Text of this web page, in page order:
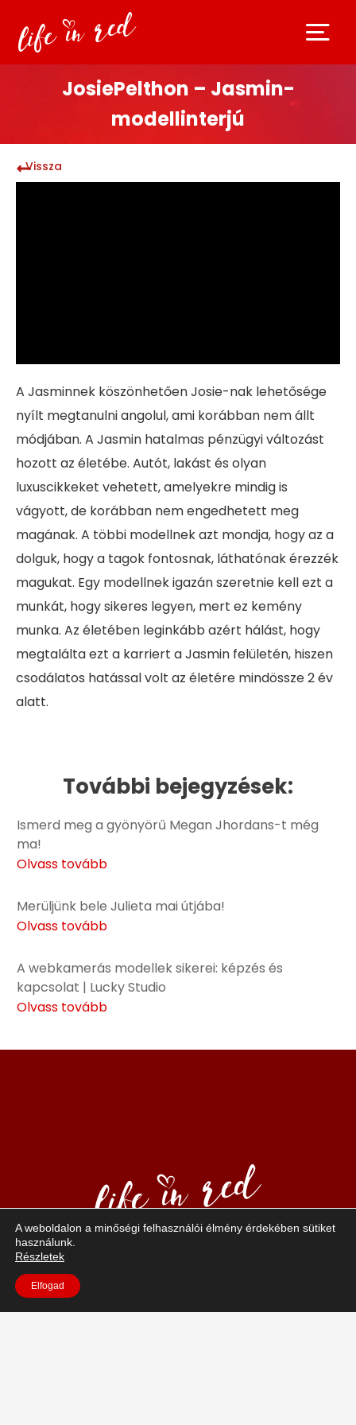
JosiePelthon – Jasmin-
modellinterjú
Vissza
A Jasminnek köszönhetően Josie-nak lehetősége
nyílt megtanulni angolul, ami korábban nem állt
módjában. A Jasmin hatalmas pénzügyi változást
hozott az életébe. Autót, lakást és olyan
luxuscikkeket vehetett, amelyekre mindig is
vágyott, de korábban nem engedhetett meg
magának. A többi modellnek azt mondja, hogy az a
dolguk, hogy a tagok fontosnak, láthatónak érezzék
magukat. Egy modellnek igazán szeretnie kell ezt a
munkát, hogy sikeres legyen, mert ez kemény
munka. Az életében leginkább azért hálást, hogy
megtalálta ezt a karriert a Jasmin felületén, hiszen
csodálatos hatással volt az életére mindössze 2 év
alatt.
További bejegyzések:
Ismerd meg a gyönyörű Megan Jhordans-t még
ma!
Olvass tovább
Merüljünk bele Julieta mai útjába!
Olvass tovább
A webkamerás modellek sikerei: képzés és
kapcsolat | Lucky Studio
Olvass tovább
A “Life in red” – egy életérzés, ami a pozitív szexualitást
magabiztosságot foglalja magába. A piros a bátorság,
vitalitás és a
A weboldalon a minőségi felhasználói élmény érdekében sütiket
használunk.
Részletek
Elfogad